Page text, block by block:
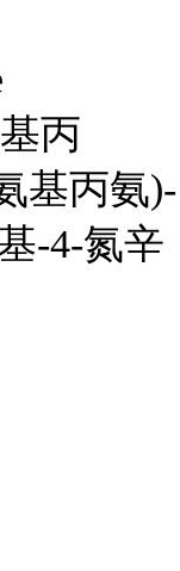
丙
基丙氨)-
-4-氮辛